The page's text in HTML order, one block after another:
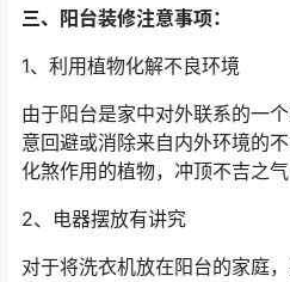
三、阳台装修注意事项：
1、利用植物化解不良环境
由于阳台是家中对外联系的一
意回避或消除来自内外环境的
化煞作用的植物，冲顶不吉之
2、电器摆放有讲究
对于将洗衣机放在阳台的家庭